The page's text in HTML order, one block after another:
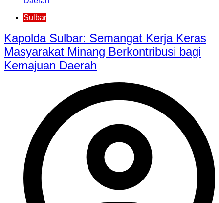
Sulbar
Kapolda Sulbar: Semangat Kerja Keras
Masyarakat Minang Berkontribusi bagi
Kemajuan Daerah